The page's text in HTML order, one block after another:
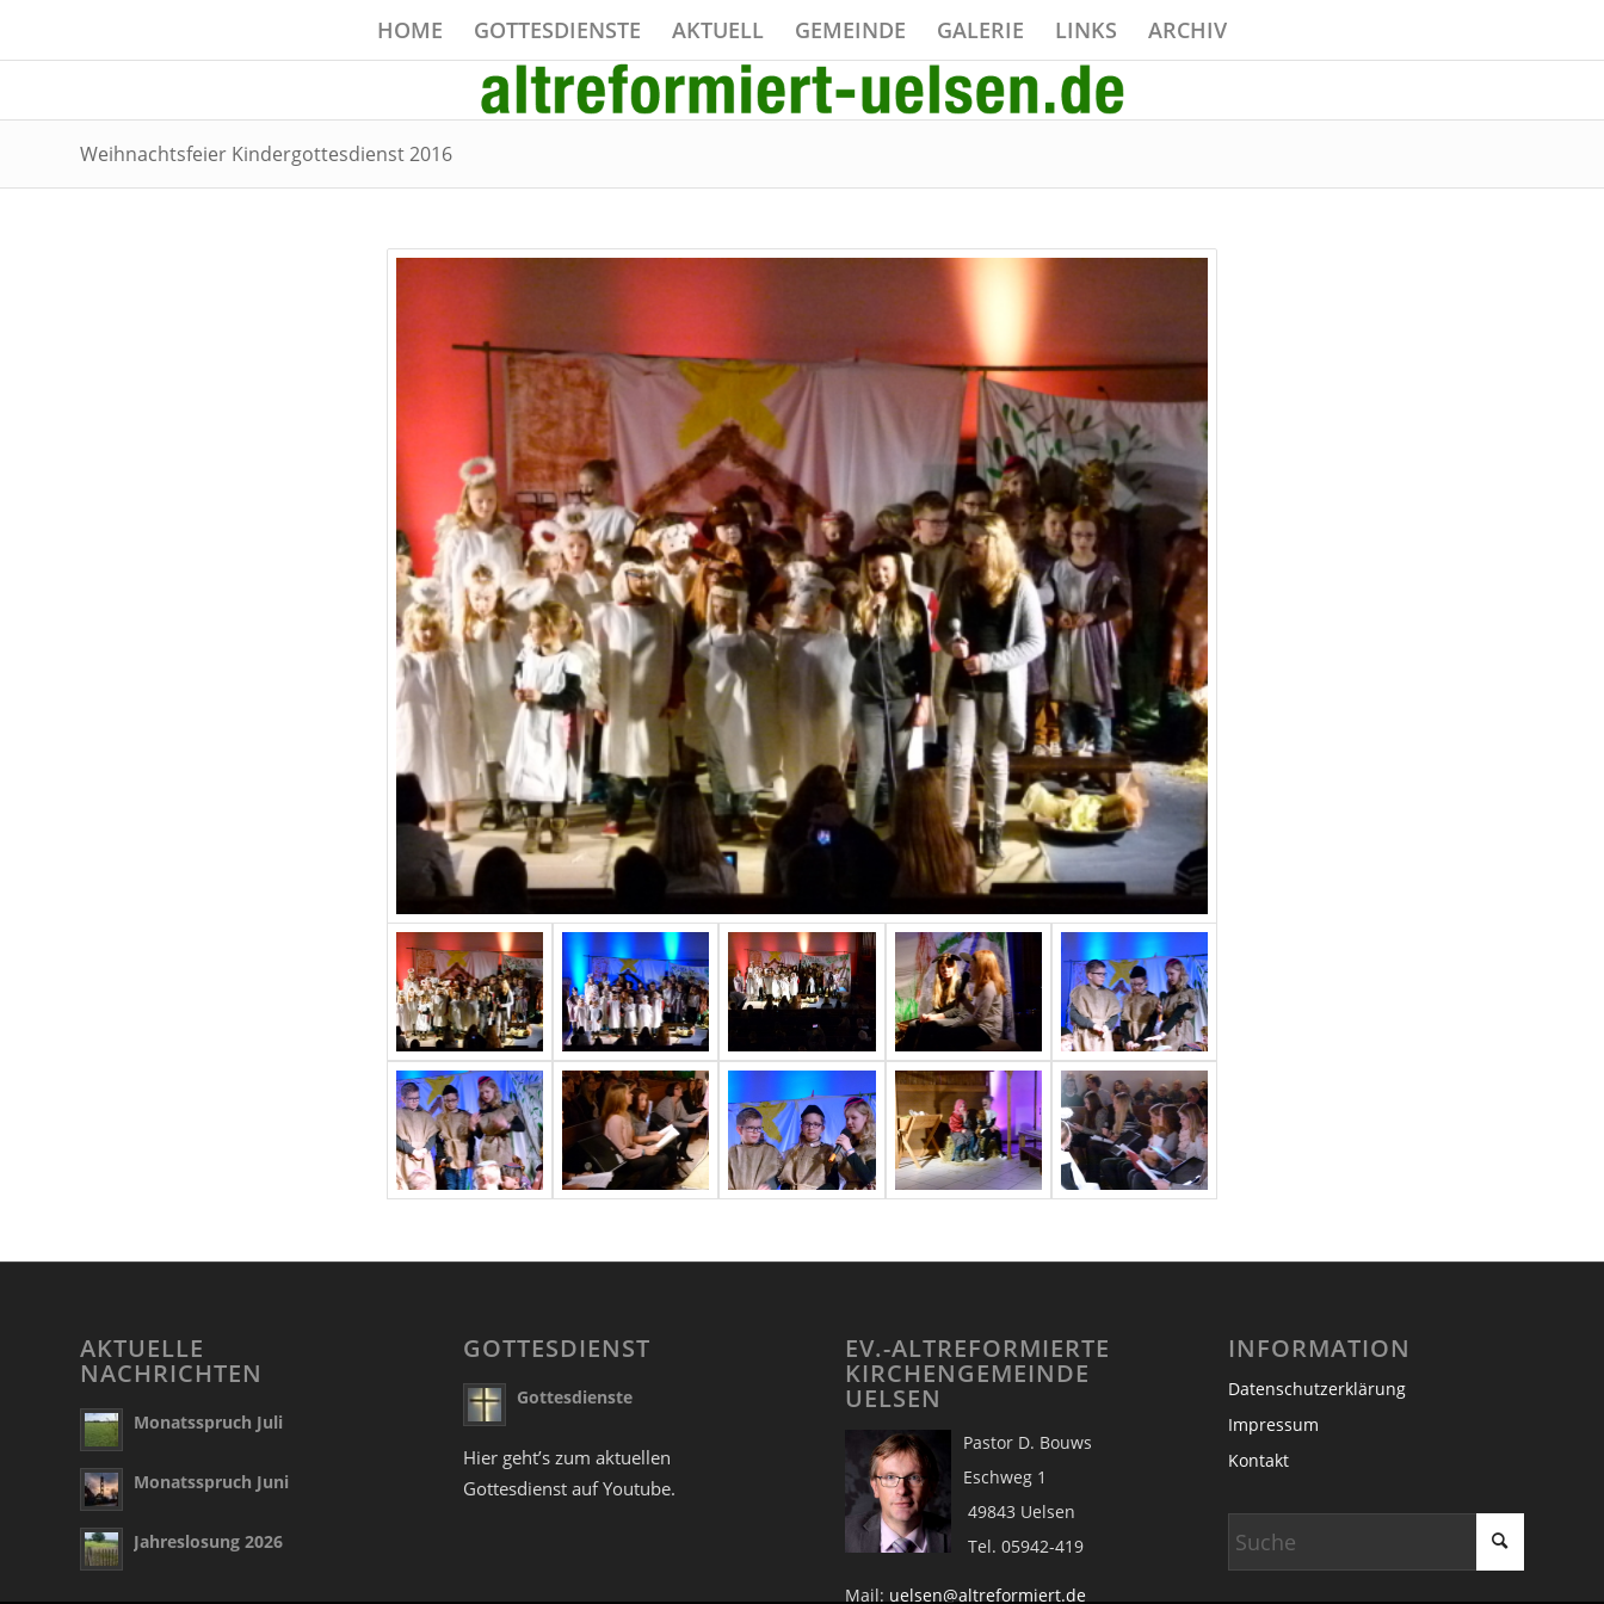
HOME GOTTESDIENSTE AKTUELL GEMEINDE GALERIE LINKS ARCHIV
Weihnachtsfeier Kindergottesdienst 2016
AKTUELLE
NACHRICHTEN
Monatsspruch Juli
Monatsspruch Juni
Jahreslosung 2026
GOTTESDIENST
Gottesdienste
Hier geht’s zum aktuellen
Gottesdienst auf Youtube.
EV.-ALTREFORMIERTE
KIRCHENGEMEINDE
UELSEN
Pastor D. Bouws
Eschweg 1
49843 Uelsen
Tel. 05942-419
Mail: uelsen@altreformiert.de
INFORMATION
Datenschutzerklärung
Impressum
Kontakt